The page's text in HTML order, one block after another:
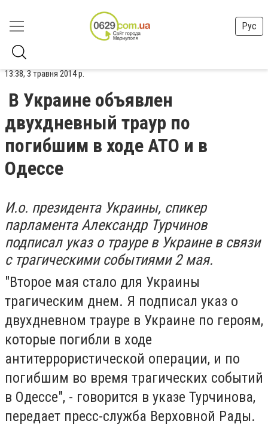
Рус
13:38, 3 травня 2014 р.
В Украине объявлен
двухдневный траур по
погибшим в ходе АТО и в
Одессе
И.о. президента Украины, спикер
парламента Александр Турчинов
подписал указ о трауре в Украине в связи
с трагическими событиями 2 мая.
"Второе мая стало для Украины
трагическим днем. Я подписал указ о
двухдневном трауре в Украине по героям,
которые погибли в ходе
антитеррористической операции, и по
погибшим во время трагических событий
в Одессе", - говорится в указе Турчинова,
передает пресс-служба Верховной Рады.